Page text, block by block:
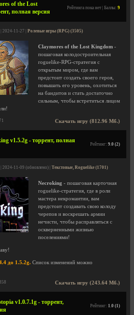
of the Lost
полная версия
Рейтинга пока нет | Баллы: 9
| 2024-11-27 | Ролевые игры (RPG) (3505)
Claymores of the Lost Kingdom -
пошаговая колодостроительная
roguelike-RPG-стратегия с
открытым миром, где вам
предстоит создать своего героя,
повышать его уровень, охотиться
на бандитов и стать достаточно
сильным, чтобы встретиться лицом
Скачать игру (812.96 Мб.)
v1.5.2g - торрент, полная
Рейтинг: 9.0 (2)
| 2024-11-09 (обновлено) | Текстовые, Roguelike (1701)
Necroking - пошаговая карточная
roguelike-стратегия, где в роли
мастера некромантии, вам
предстоит создавать свою колоду
черепов и воскрешать армии
нечисти, чтобы расправляться с
оскверненными жизнью
поселениями!
до 1.5.2g. Список изменений можно
Скачать игру (243.64 Мб.)
v1.0.7.1g - торрент,
Рейтинг: 1.0 (1)